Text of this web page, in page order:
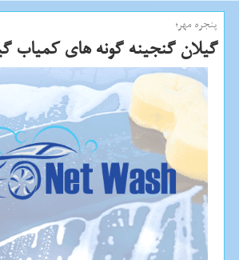
پنجره مهر؛
گیلان گنجینه گونه های کمیاب